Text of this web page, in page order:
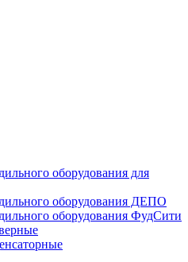
оборудования для
оборудования ДЕПО
оборудования ФудСити